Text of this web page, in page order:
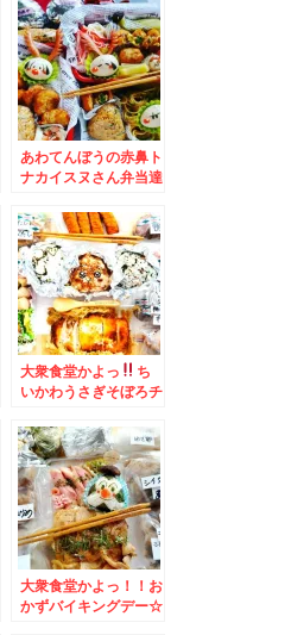
あわてんぼうの赤鼻ト
ナカイスヌさん弁当達
comichi」内の「シ
ハチ鮮魚店」さんの
「海鮮巻き」600円あ
りえないボリューム(*
´艸`*)
大衆食堂かよっ
ち
いかわうさぎそぼろチ
バイキング＆狸小路
「狸comichi」内の
「シハチ鮮魚店」さん
「１０貫！お高いんで
しょう？」「海鮮巻き
ずし」絶品でコスパ良
すぎ(*´艸`*)
大衆食堂かよっ！！お
かずバイキングデー☆